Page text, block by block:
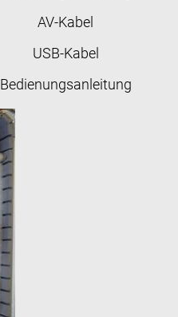
AV-Kabel
USB-Kabel
Bedienungsanleitung